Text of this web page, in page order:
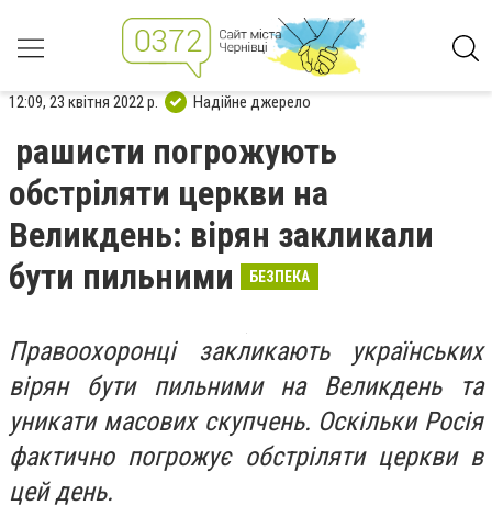
12:09, 23 квітня 2022 р. Надійне джерело
рашисти погрожують
обстріляти церкви на
Великдень: вірян закликали
бути пильними
БЕЗПЕКА
Правоохоронці закликають українських
вірян бути пильними на Великдень та
уникати масових скупчень. Оскільки Росія
фактично погрожує обстріляти церкви в
цей день.